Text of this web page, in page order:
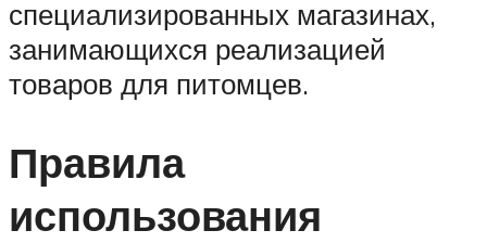
специализированных магазинах,
занимающихся реализацией
товаров для питомцев.
Правила
использования